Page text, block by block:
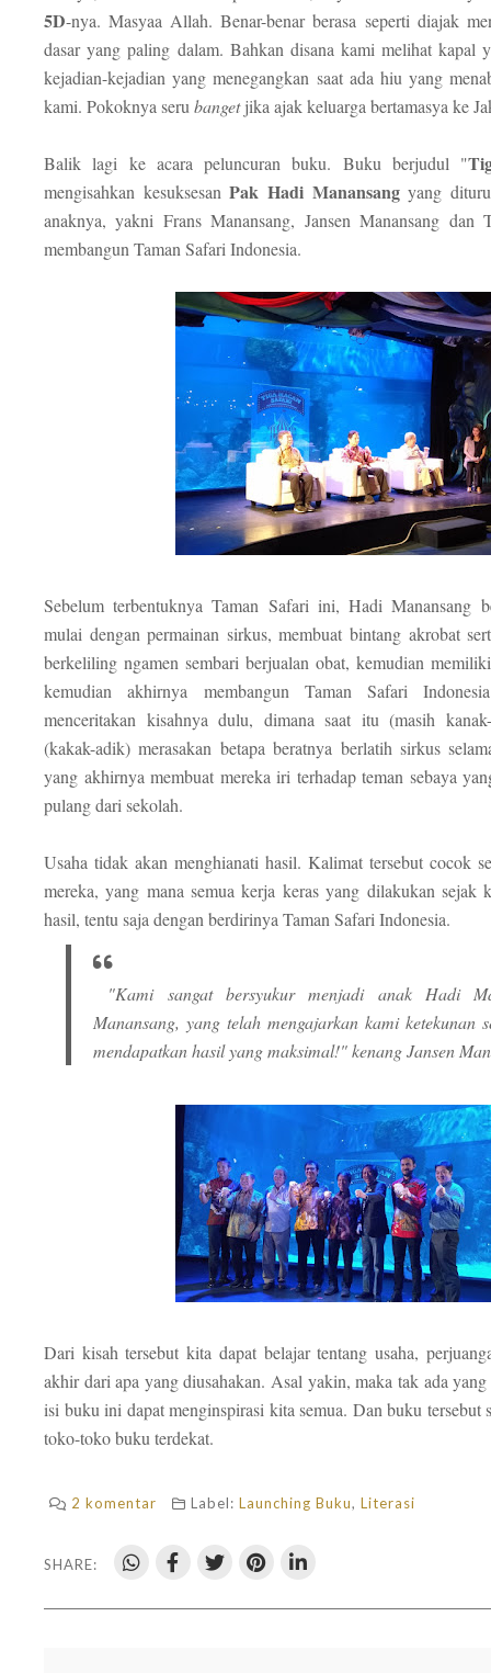
5D-nya. Masyaa Allah. Benar-benar berasa seperti diajak
dasar yang paling dalam. Bahkan disana kami melihat kapal
kejadian-kejadian yang menegangkan saat ada hiu yang
kami. Pokoknya seru bangetjika ajak keluarga bertamasya ke
Balik lagi ke acara peluncuran buku. Buku berjudul "
mengisahkan kesuksesanPak Hadi Manansangyang
anaknya, yakni Frans Manansang, Jansen Manansang dan
membangun Taman Safari Indonesia.
Sebelum terbentuknya Taman Safari ini, Hadi Manansang
mulai dengan permainan sirkus, membuat bintang akrobat
berkeliling ngamen sembari berjualan obat, kemudian
kemudian akhirnya membangun Taman Safari
menceritakan kisahnya dulu, dimana saat itu (masih
(kakak-adik) merasakan betapa beratnya berlatih sirkus
yang akhirnya membuat mereka iri terhadap teman sebaya
pulang dari sekolah.
Usaha tidak akan menghianati hasil. Kalimat tersebut cocok
mereka, yang mana semua kerja keras yang dilakukan sejak
hasil, tentu saja dengan berdirinya Taman Safari Indonesia.
"Kami sangat bersyukur menjadi anak Hadi
Manansang, yang telah mengajarkan kami ketekunan
mendapatkan hasil yang maksimal!" kenang Jansen
Dari kisah tersebut kita dapat belajar tentang usaha,
akhir dari apa yang diusahakan. Asal yakin, maka tak ada
isi buku ini dapat menginspirasi kita semua. Dan buku tersebut
toko-toko buku terdekat.
2 komentar Label: Launching Buku, Literasi
SHARE: